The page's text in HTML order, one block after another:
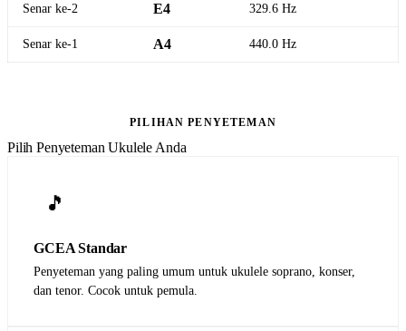
Senar ke-2 E4 329.6 Hz
Senar ke-1 A4 440.0 Hz
PILIHAN PENYETEMAN
Pilih Penyeteman Ukulele Anda
🎵
GCEA Standar
Penyeteman yang paling umum untuk ukulele soprano, konser,
dan tenor. Cocok untuk pemula.